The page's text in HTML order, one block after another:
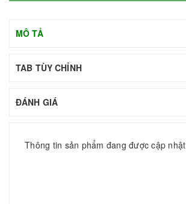
MÔ TẢ
TAB TÙY CHỈNH
ĐÁNH GIÁ
Thông tin sản phẩm đang được cập nhật